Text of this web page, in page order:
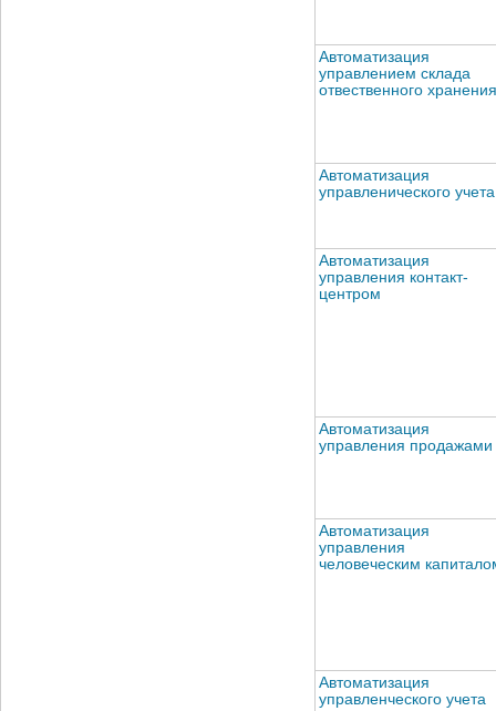
Автоматизация
управлением склада
отвественного хранения
Автоматизация
управленического учета
Автоматизация
управления контакт-
центром
Автоматизация
управления продажами
Автоматизация
управления
человеческим
Автоматизация
управленческого учета